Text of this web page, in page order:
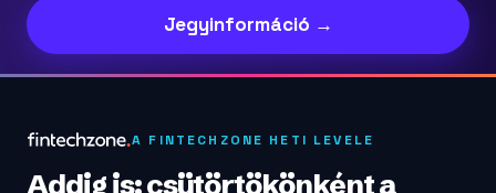
Jegyinformáció →
A FINTECHZONE HETI LEVELE
Addig is: csütörtökönként a